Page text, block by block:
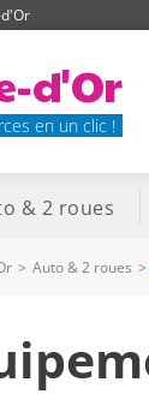
d'Or
en un clic !
& 2 roues
> Auto & 2 roues >